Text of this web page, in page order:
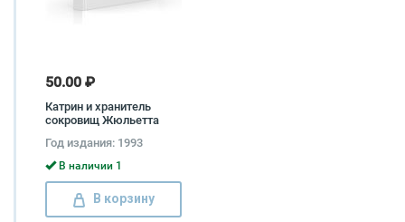
50.00 ₽
Катрин и хранитель
сокровищ Жюльетта
Год издания: 1993
В наличии 1
В корзину